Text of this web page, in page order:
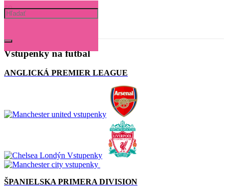
Vstupenky na futbal
ANGLICKÁ PREMIER LEAGUE
ŠPANIELSKA PRIMERA DIVISION
OSOBNOSTI
SLOVENSKO
TIPY NA DARČEK